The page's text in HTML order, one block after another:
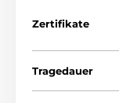
Zertifikate
Tragedauer